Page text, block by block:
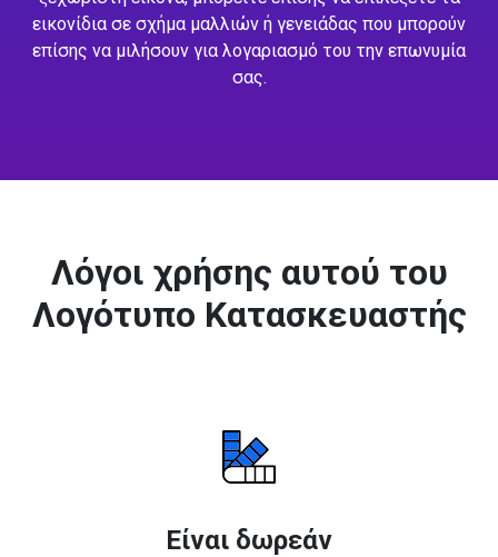
εικονίδια σε σχήμα μαλλιών ή γενειάδας που μπορούν
επίσης να μιλήσουν για λογαριασμό του την επωνυμία
σας.
Λόγοι χρήσης αυτού του
Λογότυπο Κατασκευαστής
Είναι δωρεάν